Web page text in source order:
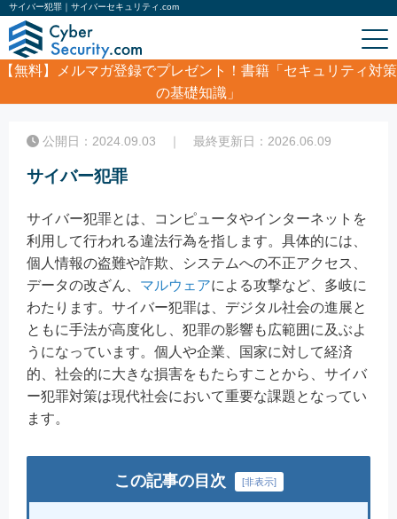
サイバー犯罪｜サイバーセキュリティ.com
【無料】
メルマガ登録でプレゼント！書籍「セキュリティ対策
の基礎知識」
サイバー犯罪
公開日：2024.09.03 ｜ 最終更新日：2026.06.09
サイバー犯罪
サイバー犯罪とは、コンピュータやインターネットを
利用して行われる違法行為を指します。具体的には、
個人情報の盗難や詐欺、システムへの不正アクセス、
データの改ざん、 マルウェアによる攻撃など、多岐に
わたります。サイバー犯罪は、デジタル社会の進展と
ともに手法が高度化し、犯罪の影響も広範囲に及ぶよ
うになっています。個人や企業、国家に対して経済
的、社会的に大きな損害をもたらすことから、サイバ
ー犯罪対策は現代社会において重要な課題となってい
ます。
この記事の目次 [非表示]